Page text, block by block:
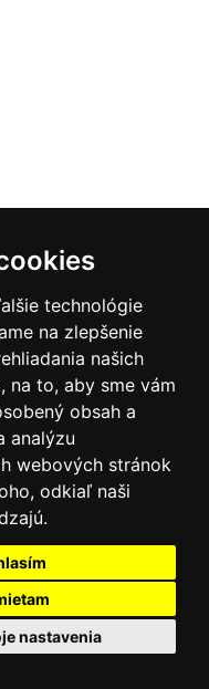
technológie
na zlepšenie
našich
na to, aby sme vám
obsah a
analýzu
webových stránok
odkiaľ naši
nastavenia